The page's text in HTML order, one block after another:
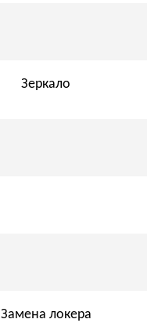
Зеркало
Замена локера